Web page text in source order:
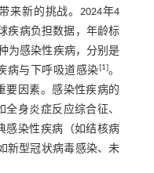
来新的挑战。2024年4
疾病负担数据，年龄标
为感染性疾病，分别是
病与下呼吸道感染[1]。
要因素。感染性疾病的
身炎症反应综合征、
感染性疾病（如结核病
新型冠状病毒感染、未